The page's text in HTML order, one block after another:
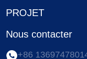
PROJET
Nous contacter
+86